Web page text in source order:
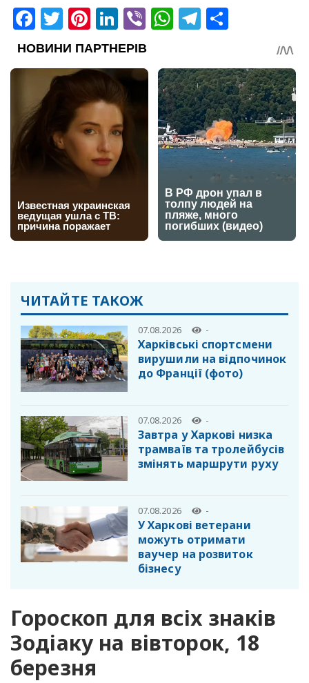
Facebook
Twitter
Pinterest
LinkedIn
ViberWhatsApp
Telegram
ЧИТАЙТЕ ТАКОЖ
07.08.2026 -
Харківські спортсмени
вирушили на відпочинок
до Франції (фото)
07.08.2026 -
Завтра у Харкові низка
трамваїв та тролейбусів
змінять маршрути руху
07.08.2026 -
У Харкові ветерани
можуть отримати
ваучер на розвиток
бізнесу
Гороскоп для всіх знаків
Зодіаку на вівторок, 18
березня